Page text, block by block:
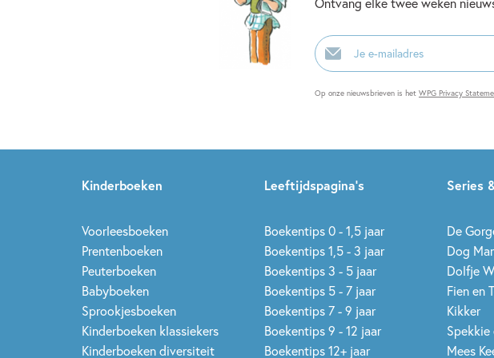
E-
mailadres
Op onze nieuwsbrieven is het WPG Privacy
Kinderboeken
Voorleesboeken
Prentenboeken
Peuterboeken
Babyboeken
Sprookjesboeken
Kinderboeken klassiekers
Kinderboeken diversiteit
Leeftijdspagina’s
Boekentips 0 - 1,5 jaar
Boekentips 1,5 - 3 jaar
Boekentips 3 - 5 jaar
Boekentips 5 - 7 jaar
Boekentips 7 - 9 jaar
Boekentips 9 - 12 jaar
Boekentips 12+ jaar
Series
De
Dog
Dolfje
Fien en
Kikker
Mees